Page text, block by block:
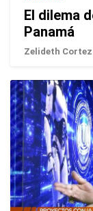
El dilema
Panamá
Zelideth Cortez